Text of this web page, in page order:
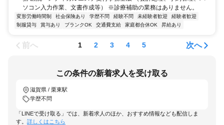
ソコン入力作業、文書作成等） ※診療補助の業務はありません。
変形労働時間制 社会保険あり 学歴不問 経験不問 未経験者歓迎
経験者歓迎
制服貸与
賞与あり ブランクOK 交通費支給 家庭都合休OK 昇給あり
前へ 1 2 3 4 5 次へ
この条件の新着求人を受け取る
滋賀県 / 栗東駅
学歴不問
「LINEで受け取る」では、新着求人のほか、おすすめ情報なども配信しま
す。 詳しくはこちら